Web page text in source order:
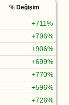
% Değişim
+711%
+796%
+906%
+699%
+770%
+596%
+726%